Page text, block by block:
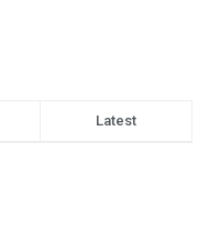
Latest